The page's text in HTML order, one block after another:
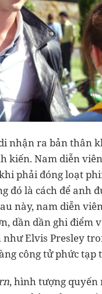
nhận ra bản thân
kiến. Nam diễn
phải đóng loạt
đó là cách để anh
này, nam diễn
dần dần ghi điểm
như Elvis Presley
công tử phức tạp
, hình tượng